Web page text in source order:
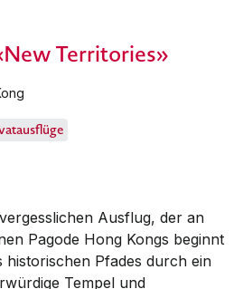
Territories»
Ausflug, der an
Pagode Hong Kongs beginnt
historischen Pfades durch ein
Tempel und